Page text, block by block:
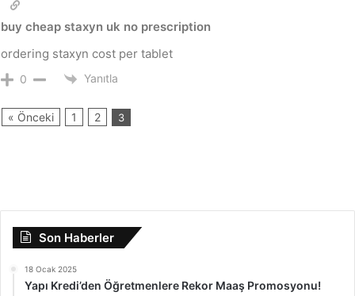
buy cheap staxyn uk no prescription
ordering staxyn cost per tablet
0 Yanıtla
« Önceki 1 2 3
Son Haberler
18 Ocak 2025
Yapı Kredi’den Öğretmenlere Rekor Maaş Promosyonu!